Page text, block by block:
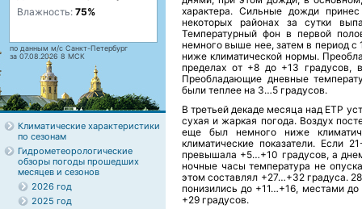
Влажность: 75%
по данным м/с Санкт-Петербург
за 07.08.2026 8 МСК
Климатические характеристики
по сезонам
Гидрометеорологические
обзоры погоды прошедших
месяцев и сезонов
2026 год
2025 год
характера. Сильные дожди
некоторых районах за сутки
Температурный фон в первой
немного выше нее, затем в период с
ниже климатической нормы.
пределах от +8 до +13 градусов,
Преобладающие дневные
были теплее на 3…5 градусов.
В третьей декаде месяца над ЕТР
сухая и жаркая погода. Воздух
еще был немного ниже
климатические показатели. Если
превышала +5…+10 градусов, а
ночные часы температура не
этом составлял +27…+32 градуса.
понизились до +11…+16, местами
+29 градусов.